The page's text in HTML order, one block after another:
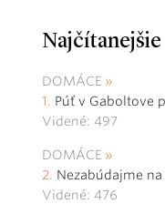
Najčítanejšie
DOMÁCE
Púť v Gaboltove
Videné: 497
DOMÁCE
Nezabúdajme
Videné: 476